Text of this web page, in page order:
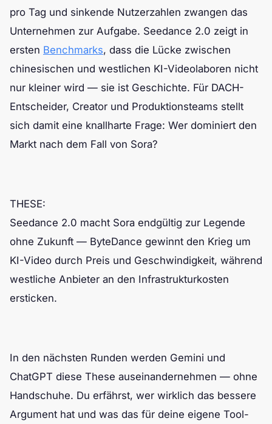
pro Tag und sinkende Nutzerzahlen zwangen das
Unternehmen zur Aufgabe. Seedance 2.0 zeigt in
ersten Benchmarks, dass die Lücke zwischen
chinesischen und westlichen KI-Videolaboren nicht
nur kleiner wird — sie ist Geschichte. Für DACH-
Entscheider, Creator und Produktionsteams stellt
sich damit eine knallharte Frage: Wer dominiert den
Markt nach dem Fall von Sora?
THESE:
Seedance 2.0 macht Sora endgültig zur Legende
ohne Zukunft — ByteDance gewinnt den Krieg um
KI-Video durch Preis und Geschwindigkeit, während
westliche Anbieter an den Infrastrukturkosten
ersticken.
In den nächsten Runden werden Gemini und
ChatGPT diese These auseinandernehmen — ohne
Handschuhe. Du erfährst, wer wirklich das bessere
Argument hat und was das für deine eigene Tool-